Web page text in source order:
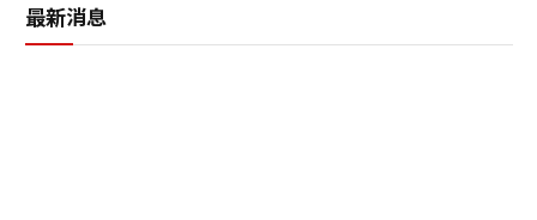
最新消息